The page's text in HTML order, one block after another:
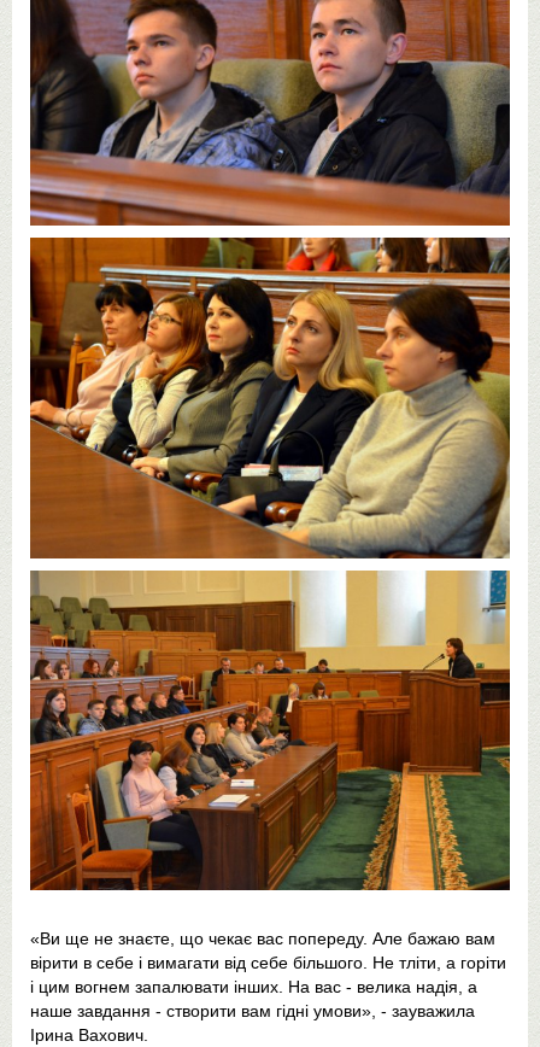
«Ви ще не знаєте, що чекає вас попереду. Але бажаю вам
вірити в себе і вимагати від себе більшого. Не тліти, а горіти
і цим вогнем запалювати інших. На вас - велика надія, а
наше завдання - створити вам гідні умови», - зауважила
Ірина Вахович.